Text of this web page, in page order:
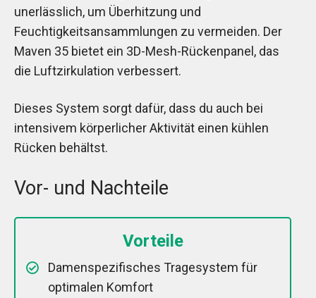
unerlässlich, um Überhitzung und
Feuchtigkeitsansammlungen zu vermeiden. Der
Maven 35 bietet ein 3D-Mesh-Rückenpanel, das
die Luftzirkulation verbessert.
Dieses System sorgt dafür, dass du auch bei
intensivem körperlicher Aktivität einen kühlen
Rücken behältst.
Vor- und Nachteile
Vorteile
Damenspezifisches Tragesystem für
optimalen Komfort